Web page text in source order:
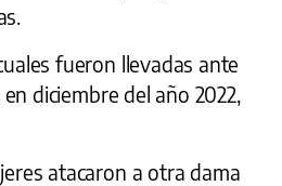
fueron llevadas ante
diciembre del año 2022,
atacaron a otra dama